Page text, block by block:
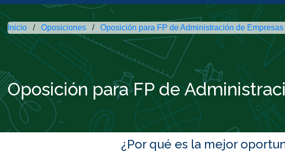
Inicio Oposiciones Oposición para FP de Administración de Empresas
Oposición para FP de
¿Por qué es la mejor